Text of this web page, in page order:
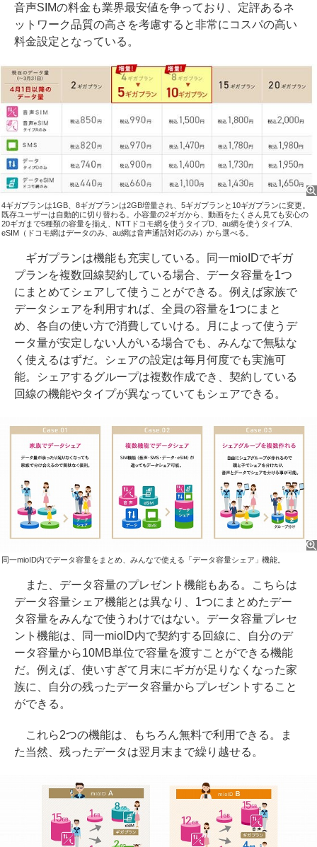
音声SIMの料金も業界最安値を争っており、定評あるネ
ットワーク品質の高さを考慮すると非常にコスパの高い
料金設定となっている。
4ギガプランは1GB、8ギガプランは2GB増量され、5ギガプランと10ギガプランに変更。
既存ユーザーは自動的に切り替わる。小容量の2ギガから、動画をたくさん見ても安心の
20ギガまで5種類の容量を揃え、NTTドコモ網を使うタイプD、au網を使うタイプA、
eSIM（ドコモ網はデータのみ、au網は音声通話対応のみ）から選べる。
ギガプランは機能も充実している。同一mioIDでギガ
プランを複数回線契約している場合、データ容量を1つ
にまとめてシェアして使うことができる。例えば家族で
データシェアを利用すれば、全員の容量を1つにまと
め、各自の使い方で消費していける。月によって使うデ
ータ量が安定しない人がいる場合でも、みんなで無駄な
く使えるはずだ。シェアの設定は毎月何度でも実施可
能。シェアするグループは複数作成でき、契約している
回線の機能やタイプが異なっていてもシェアできる。
同一mioID内でデータ容量をまとめ、みんなで使える「データ容量シェア」機能。
また、データ容量のプレゼント機能もある。こちらは
データ容量シェア機能とは異なり、1つにまとめたデー
タ容量をみんなで使うわけではない。データ容量プレセ
ント機能は、同一mioID内で契約する回線に、自分のデ
ータ容量から10MB単位で容量を渡すことができる機能
だ。例えば、使いすぎて月末にギガが足りなくなった家
族に、自分の残ったデータ容量からプレゼントすること
ができる。
これら2つの機能は、もちろん無料で利用できる。ま
た当然、残ったデータは翌月末まで繰り越せる。